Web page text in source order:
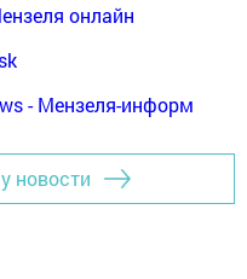
онлайн
- Мензеля-информ
новости